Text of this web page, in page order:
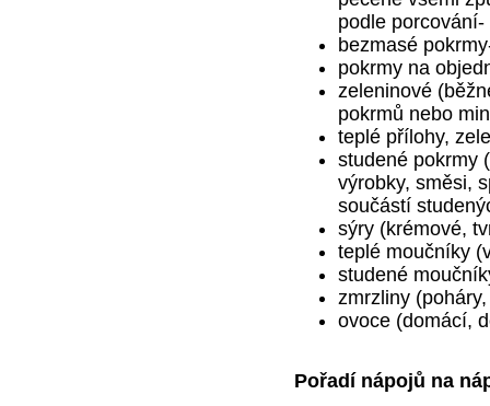
podle porcování-
bezmasé
pokrmy na
zeleninové
pokrmů nebo
teplé přílohy,
studené pokrmy
výrobky, směsi,
součástí
sýry (krémové,
teplé moučníky
studené
zmrzliny
ovoce (domácí,
Pořadí nápojů na